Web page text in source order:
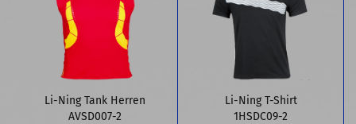
Li-Ning Tank Herren
AVSD007-2
Li-Ning T-Shirt
1HSDC09-2